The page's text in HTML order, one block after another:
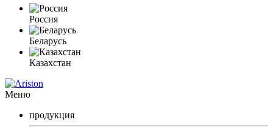
Россия
Беларусь
Казахстан
Меню
продукция